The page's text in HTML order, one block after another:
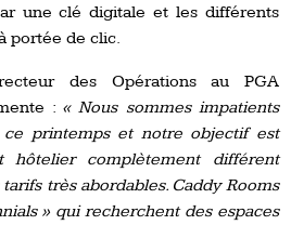
une clé digitale et les différents
portée de clic.
des Opérations au PGA
: « Nous sommes impatients
ce printemps et notre objectif est
hôtelier complètement différent
très abordables. Caddy Rooms
» qui recherchent des espaces